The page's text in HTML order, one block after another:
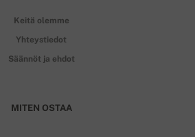
Keitä olemme
Yhteystiedot
Säännöt ja ehdot
MITEN OSTAA